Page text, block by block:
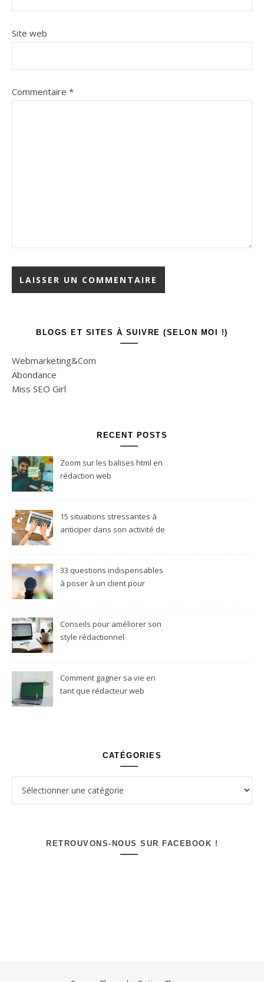
Site web
Commentaire *
BLOGS ET SITES À SUIVRE (SELON MOI !)
Webmarketing&Com
Abondance
Miss SEO Girl
RECENT POSTS
Zoom sur les balises html en
rédaction web
15 situations stressantes à
anticiper dans son activité de
33 questions indispensables
à poser à un client pour
Conseils pour améliorer son
style rédactionnel
Comment gagner sa vie en
tant que rédacteur web
CATÉGORIES
RETROUVONS-NOUS SUR FACEBOOK !